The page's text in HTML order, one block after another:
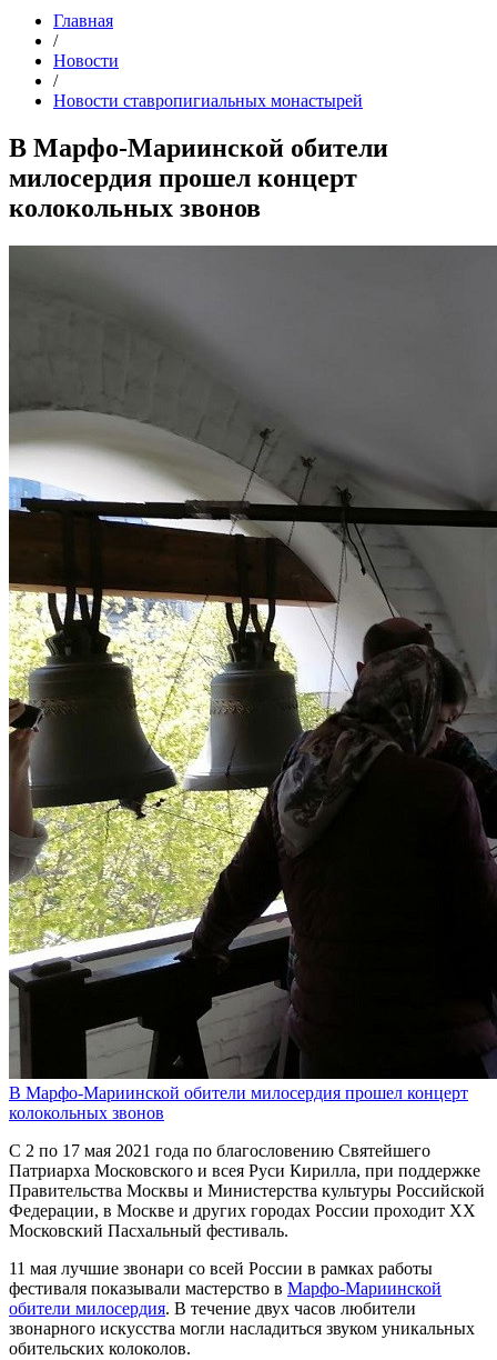
Главная
/
Новости
/
Новости ставропигиальных монастырей
В Марфо-Мариинской обители
милосердия прошел концерт
колокольных звонов
В Марфо-Мариинской обители милосердия прошел концерт
колокольных звонов
С 2 по 17 мая 2021 года по благословению Святейшего
Патриарха Московского и всея Руси Кирилла, при поддержке
Правительства Москвы и Министерства культуры Российской
Федерации, в Москве и других городах России проходит XХ
Московский Пасхальный фестиваль.
11 мая лучшие звонари со всей России в рамках работы
фестиваля показывали мастерство в Марфо-Мариинской
обители милосердия. В течение двух часов любители
звонарного искусства могли насладиться звуком уникальных
обительских колоколов.